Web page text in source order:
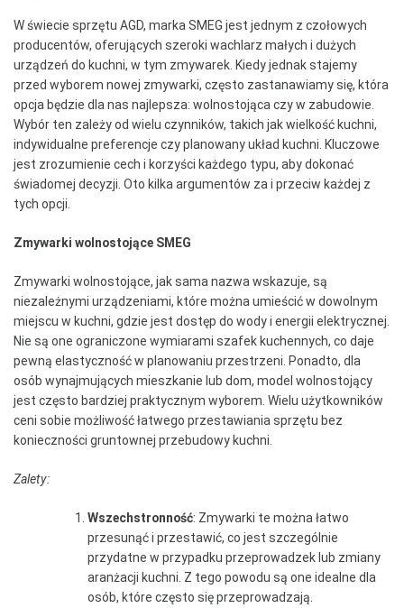
W świecie sprzętu AGD, marka SMEG jest jednym z czołowych
producentów, oferujących szeroki wachlarz małych i dużych
urządzeń do kuchni, w tym zmywarek. Kiedy jednak stajemy
przed wyborem nowej zmywarki, często zastanawiamy się, która
opcja będzie dla nas najlepsza: wolnostojąca czy w zabudowie.
Wybór ten zależy od wielu czynników, takich jak wielkość kuchni,
indywidualne preferencje czy planowany układ kuchni. Kluczowe
jest zrozumienie cech i korzyści każdego typu, aby dokonać
świadomej decyzji. Oto kilka argumentów za i przeciw każdej z
tych opcji.
Zmywarki wolnostojące SMEG
Zmywarki wolnostojące, jak sama nazwa wskazuje, są
niezależnymi urządzeniami, które można umieścić w dowolnym
miejscu w kuchni, gdzie jest dostęp do wody i energii elektrycznej.
Nie są one ograniczone wymiarami szafek kuchennych, co daje
pewną elastyczność w planowaniu przestrzeni. Ponadto, dla
osób wynajmujących mieszkanie lub dom, model wolnostojący
jest często bardziej praktycznym wyborem. Wielu użytkowników
ceni sobie możliwość łatwego przestawiania sprzętu bez
konieczności gruntownej przebudowy kuchni.
Zalety:
Wszechstronność: Zmywarki te można łatwo
przesunąć i przestawić, co jest szczególnie
przydatne w przypadku przeprowadzek lub zmiany
aranżacji kuchni. Z tego powodu są one idealne dla
osób, które często się przeprowadzają.